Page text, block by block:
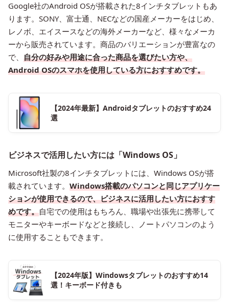
Google社のAndroid OSが搭載された8インチタブレットもあ
ります。SONY、富士通、NECなどの国産メーカーをはじめ、
レノボ、エイスースなどの海外メーカーなど、様々なメーカ
ーから販売されています。商品のバリエーションが豊富なの
で、 自分の好みや用途に合った商品を選びたい方や、
Android OSのスマホを使用している方におすすめです。
【2024年最新】Androidタブレットのおすすめ24
選
ビジネスで活用したい方には「Windows OS」
Microsoft社製の8インチタブレットには、Windows OSが搭
載されています。 Windows搭載のパソコンと同じアプリケー
ションが使用できるので、ビジネスに活用したい方におすす
めです。自宅での使用はもちろん、職場や出張先に携帯して
モニターやキーボードなどと接続し、ノートパソコンのよう
に使用することもできます。
【2024年版】Windowsタブレットのおすすめ14
選！キーボード付きも